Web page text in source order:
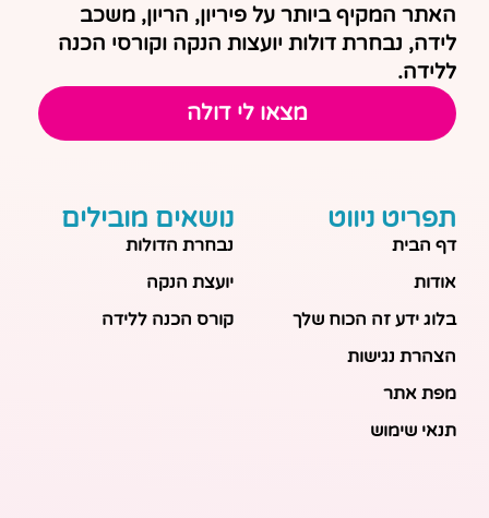
האתר המקיף ביותר על פיריון, הריון, משכב
לידה, נבחרת דולות יועצות הנקה וקורסי הכנה
ללידה.
מצאו לי דולה
תפריט ניווט
דף הבית
אודות
בלוג ידע זה הכוח שלך
הצהרת נגישות
מפת אתר
תנאי שימוש
נושאים מובילים
נבחרת הדולות
יועצת הנקה
קורס הכנה ללידה